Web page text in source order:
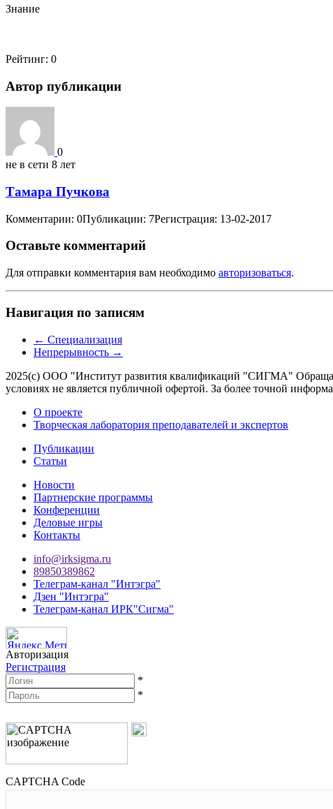
Знание
Рейтинг: 0
Автор публикации
0
не в сети 8 лет
Тамара Пучкова
Комментарии: 0Публикации: 7Регистрация: 13-02-2017
Оставьте комментарий
Для отправки комментария вам необходимо авторизоваться.
Навигация по записям
← Специализация
Непрерывность →
2025(с) ООО "Институт развития квалификаций "СИГМА"
условиях не является публичной офертой. За более точной
О проекте
Творческая лаборатория преподавателей и экспертов
Публикации
Статьи
Новости
Партнерские программы
Конференции
Деловые игры
Контакты
info@irksigma.ru
89850389862
Телеграм-канал "Интэгра"
Дзен "Интэгра"
Телеграм-канал ИРК"Сигма"
Авторизация
Регистрация
*
*
CAPTCHA Code